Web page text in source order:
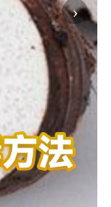
›